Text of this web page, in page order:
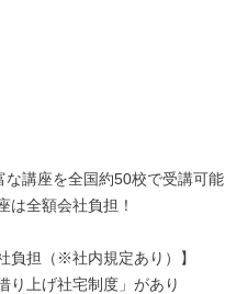
な講座を全国約50校で受講可能
全額会社負担！
負担（※社内規定あり）】
り上げ社宅制度」があり